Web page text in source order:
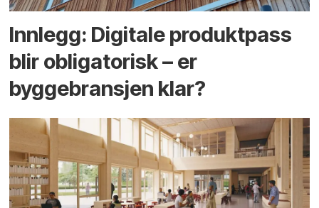
Innlegg: Digitale produktpass
blir obligatorisk – er
byggebransjen klar?